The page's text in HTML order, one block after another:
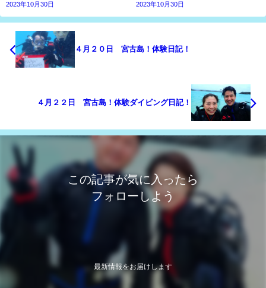
2023年10月30日 2023年10月30日
４月２０日 宮古島！体験日記！
４月２２日 宮古島！体験ダイビング日記！
この記事が気に入ったら
フォローしよう
最新情報をお届けします